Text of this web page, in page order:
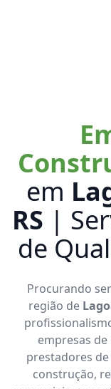
em
RS |
de
Procurando
região de
empresas
prestadores de
construção,